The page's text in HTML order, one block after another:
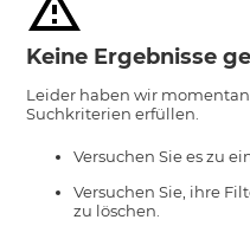
Keine Ergebnisse
Leider haben wir
Suchkriterien erfüllen.
Versuchen Sie es zu
Versuchen Sie, ihre
zu löschen.